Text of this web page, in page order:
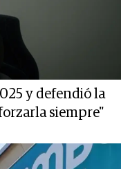
y defendió la
siempre"